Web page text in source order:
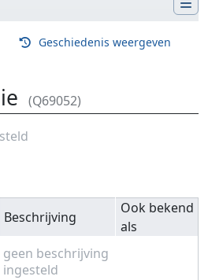
Geschiedenis weergeven
(Q69052)
Beschrijving
Ook bekend
als
geen beschrijving
ingesteld